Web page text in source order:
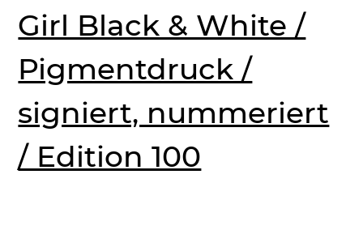
Girl Black & White /
Pigmentdruck /
signiert, nummeriert
/ Edition 100